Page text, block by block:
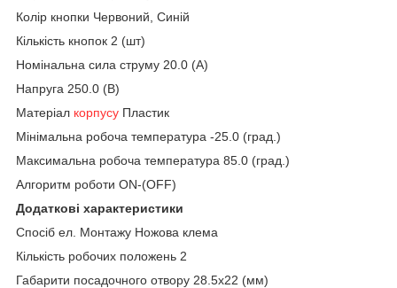
Колір кнопки Червоний, Синій
Кількість кнопок 2 (шт)
Номінальна сила струму 20.0 (А)
Напруга 250.0 (В)
Матеріал корпусу Пластик
Мінімальна робоча температура -25.0 (град.)
Максимальна робоча температура 85.0 (град.)
Алгоритм роботи ON-(OFF)
Додаткові характеристики
Спосіб ел. Монтажу Ножова клема
Кількість робочих положень 2
Габарити посадочного отвору 28.5х22 (мм)